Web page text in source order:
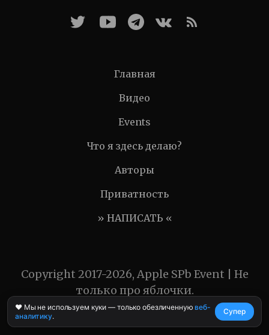
Главная
Видео
Events
Что я здесь делаю?
Авторы
Приватность
» НАПИСАТЬ «
Copyright 2017-2026, Apple SPb Event | Не
только про яблочки.
❤️ Мы не используем куки — только обезличеннуювеб-
аналитику.
Супер